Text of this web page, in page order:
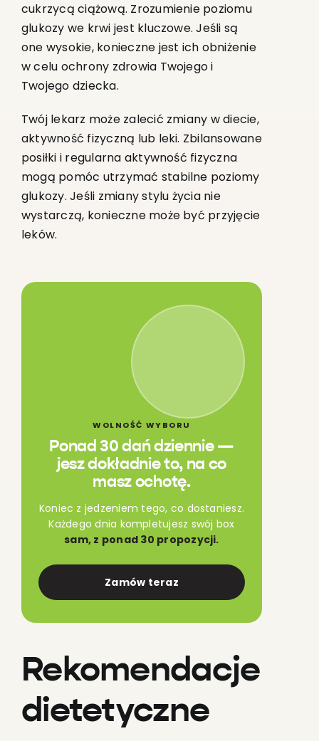
cukrzycą ciążową. Zrozumienie poziomu
glukozy we krwi jest kluczowe. Jeśli są
one wysokie, konieczne jest ich obniżenie
w celu ochrony zdrowia Twojego i
Twojego dziecka.
Twój lekarz może zalecić zmiany w diecie,
aktywność fizyczną lub leki. Zbilansowane
posiłki i regularna aktywność fizyczna
mogą pomóc utrzymać stabilne poziomy
glukozy. Jeśli zmiany stylu życia nie
wystarczą, konieczne może być przyjęcie
leków.
WOLNOŚĆ WYBORU
Ponad 30 dań dziennie —
jesz dokładnie to, na co
masz ochotę.
Koniec z jedzeniem tego, co dostaniesz.
Każdego dnia kompletujesz swój box
sam, z ponad 30 propozycji.
Zamów teraz
Rekomendacje
dietetyczne